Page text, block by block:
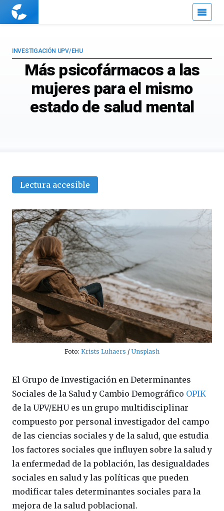
Cuaderno
Más psicofármacos a las
mujeres para el mismo
estado de salud mental
INVESTIGACIÓN UPV/EHU
Lectura accesible
Foto: Krists Luhaers / Unsplash
El Grupo de Investigación en Determinantes
Sociales de la Salud y Cambio Demográfico OPIK
de la UPV/EHU es un grupo multidisciplinar
compuesto por personal investigador del campo
de las ciencias sociales y de la salud, que estudia
los factores sociales que influyen sobre la salud y
la enfermedad de la población, las desigualdades
sociales en salud y las políticas que pueden
modificar tales determinantes sociales para la
mejora de la salud poblacional.